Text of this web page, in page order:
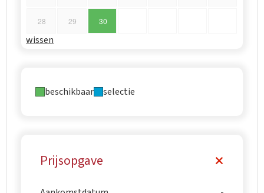
28 29 30
wissen
beschikbaar selectie
Prijsopgave